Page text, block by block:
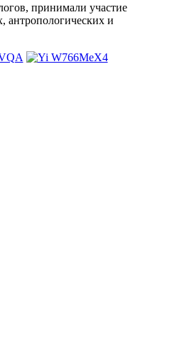
принимали участие
антропологических и